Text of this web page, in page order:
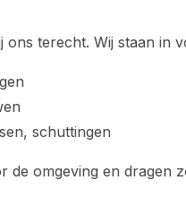
terecht. Wij staan in
schuttingen
de omgeving en